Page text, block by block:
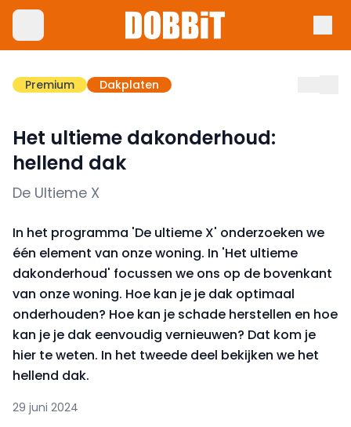
Premium Dakplaten
Het ultieme dakonderhoud:
hellend dak
De Ultieme X
In het programma 'De ultieme X' onderzoeken we
één element van onze woning. In 'Het ultieme
dakonderhoud' focussen we ons op de bovenkant
van onze woning. Hoe kan je je dak optimaal
onderhouden? Hoe kan je schade herstellen en hoe
kan je je dak eenvoudig vernieuwen? Dat kom je
hier te weten. In het tweede deel bekijken we het
hellend dak.
29 juni 2024